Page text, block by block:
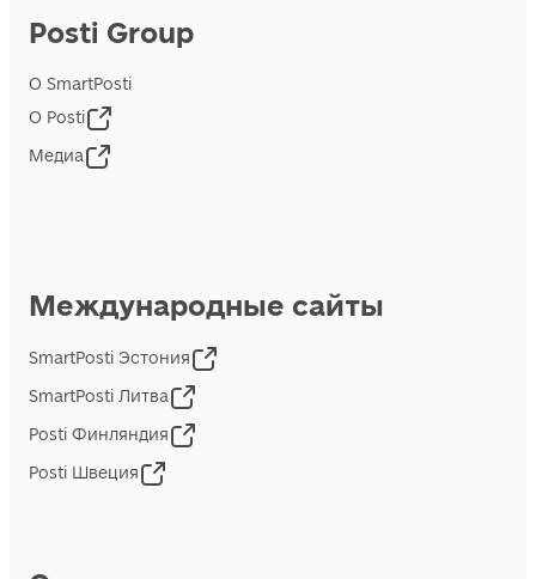
Posti Group
О SmartPosti
О Posti
Медиа
Международные сайты
SmartPosti Эстония
SmartPosti Литва
Posti Финляндия
Posti Швеция